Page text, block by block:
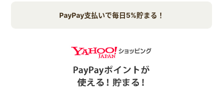
PayPay支払いで毎日5%貯まる！